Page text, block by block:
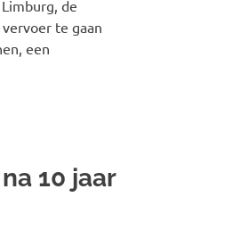
de
te gaan
een
10 jaar